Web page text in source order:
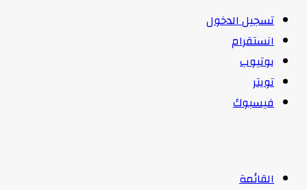
تسجيل الدخول
انستقرام
يوتيوب
تويتر
فيسبوك
القائمة